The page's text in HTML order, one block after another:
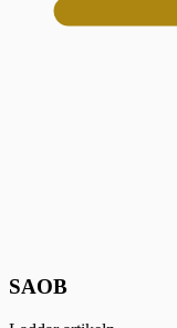
SAOB